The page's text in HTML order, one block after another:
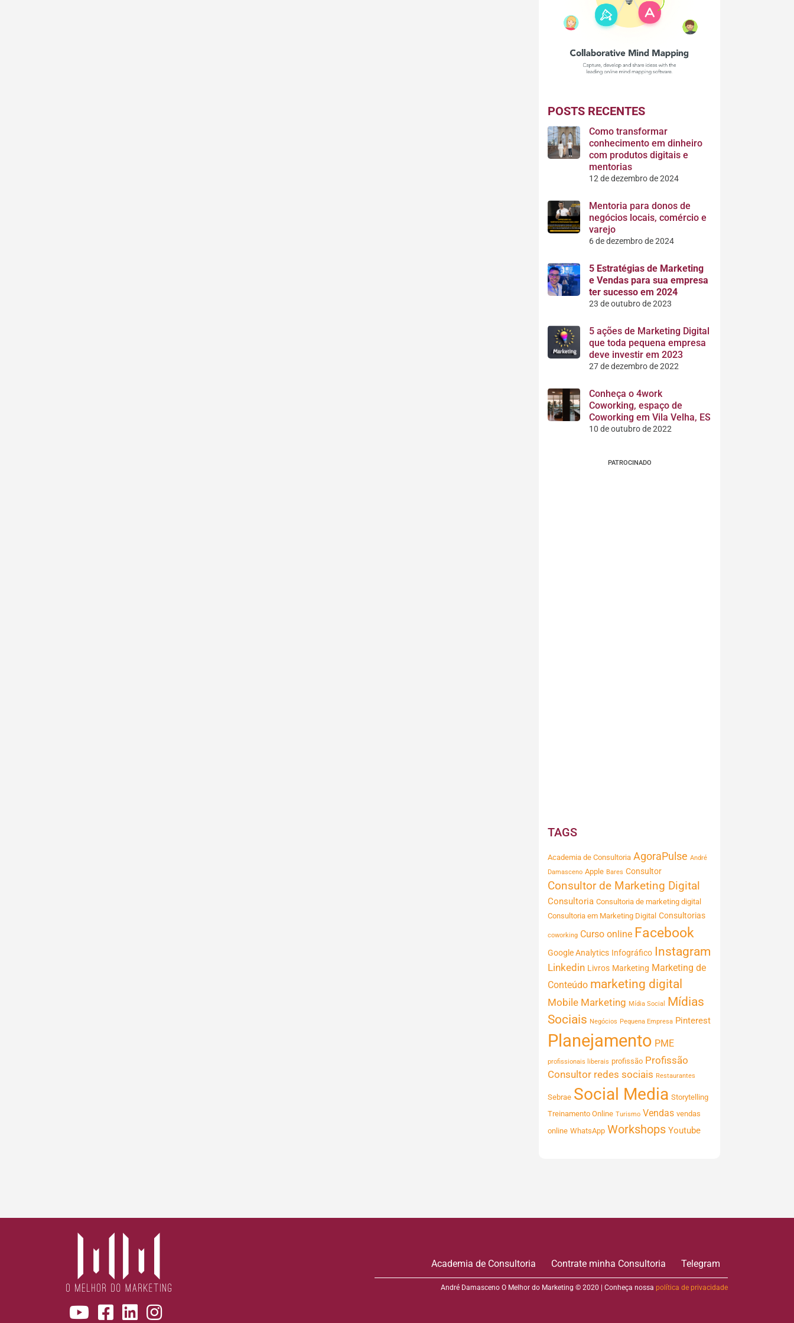
POSTS RECENTES
Como transformar
conhecimento em dinheiro
com produtos digitais e
mentorias
12 de dezembro de 2024
Mentoria para donos de
negócios locais, comércio e
varejo
6 de dezembro de 2024
5 Estratégias de Marketing
e Vendas para sua empresa
ter sucesso em 2024
23 de outubro de 2023
5 ações de Marketing Digital
que toda pequena empresa
deve investir em 2023
27 de dezembro de 2022
Conheça o 4work
Coworking, espaço de
Coworking em Vila Velha, ES
10 de outubro de 2022
PATROCINADO
TAGS
Academia de Consultoria AgoraPulse André
Damasceno Apple Bares Consultor
Consultor de Marketing Digital
Consultoria Consultoria de marketing digital
Consultoria em Marketing Digital Consultorias
coworking Curso online Facebook
Google Analytics Infográfico Instagram
Linkedin Livros Marketing Marketing de
Conteúdo marketing digital
Mobile Marketing Mídia Social
Mídias
Sociais Negócios Pequena Empresa Pinterest
Planejamento PME
profissionais liberais profissão Profissão
Consultor redes sociais Restaurantes
Sebrae Social Media Storytelling
Treinamento Online Turismo Vendas vendas
online WhatsApp Workshops Youtube
Academia de Consultoria Contrate minha Consultoria Telegram
André Damasceno O Melhor do Marketing © 2020 | Conheça nossa política de privacidade